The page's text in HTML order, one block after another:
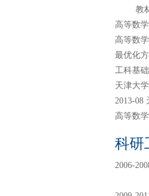
高等数
高等数
最优化
工科基
天津大
2013-08
高等数
科研
2006-